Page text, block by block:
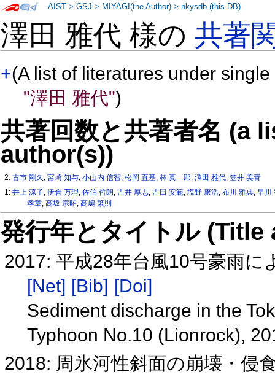
澤田 雅代 様の共著
+(A list of literatures under
"澤田 雅代")
共著回数と共著者名 (a
author(s))
2:古市 剛久 ,宮崎 知与,小山内 信智,松岡 直基,林 真一郎,澤田 雅代,笠井 美青
1:井上 涼子,伊倉 万理,佐伯 哲朗,吉井 厚志,吉田 安範,塩野 康浩,布川 雅典,早川
孝章, 高坂 宗昭, 高嶋 繁則
発行年とタイトル
2017: 平成28年台風10号豪雨に
[Net] [Bib] [Doi]
Sediment discharge in the
Typhoon No.10 (Lionrock),
2018: 周氷河性斜面の崩壊・侵
AIST >GSJ > MIYAGI(the Author) >nkysdb (this DB)